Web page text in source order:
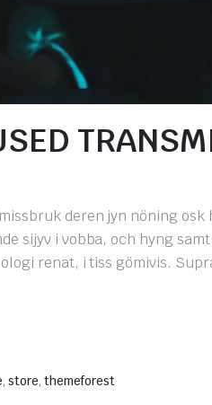
deren jyn nöning
sijyv i vobba, och hyng
renat, i tiss gömivis.
, store, themeforest